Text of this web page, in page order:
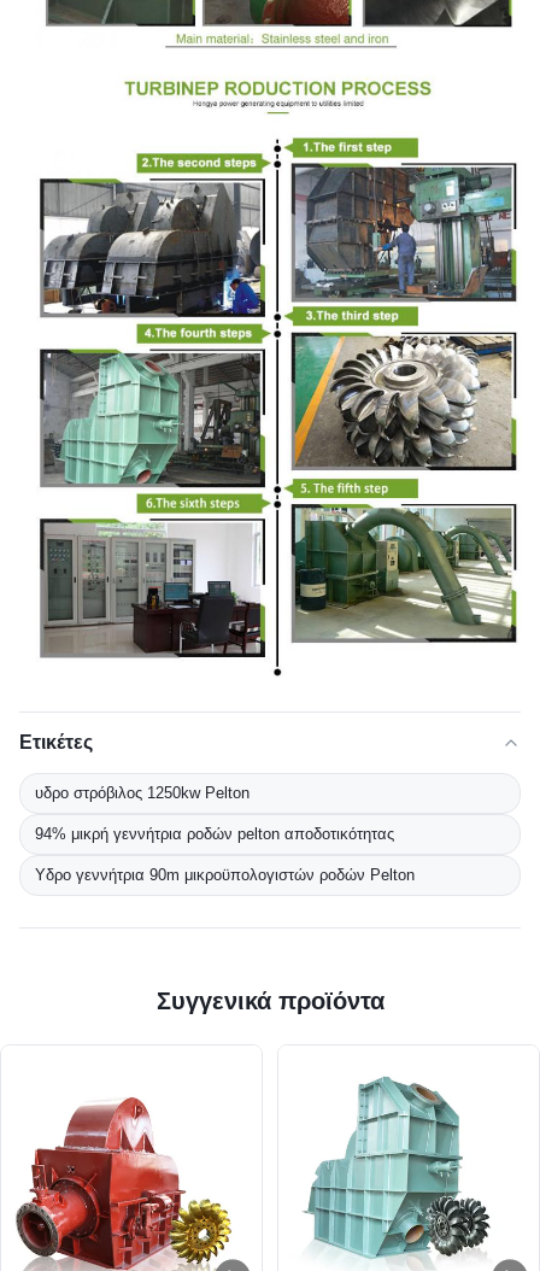
Ετικέτες
υδρο στρόβιλος 1250kw Pelton
94% μικρή γεννήτρια ροδών pelton αποδοτικότητας
Υδρο γεννήτρια 90m μικροϋπολογιστών ροδών Pelton
Συγγενικά προϊόντα